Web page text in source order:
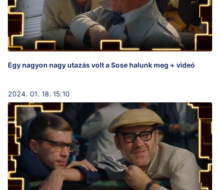
Egy nagyon nagy utazás volt a Sose halunk meg + videó
2024. 01. 18. 15:10